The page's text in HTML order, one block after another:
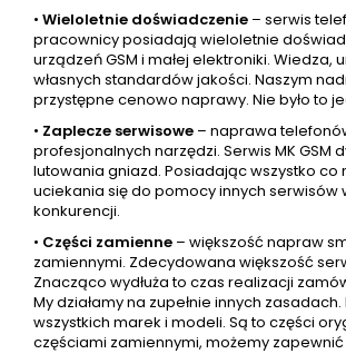
• Wieloletnie doświadczenie – serwis
pracownicy posiadają wieloletnie
urządzeń GSM i małej elektroniki.
własnych standardów jakości. Naszym
przystępne cenowo naprawy. Nie było to
• Zaplecze serwisowe – naprawa
profesjonalnych narzędzi. Serwis MK
lutowania gniazd. Posiadając wszystko
uciekania się do pomocy innych serwisów
konkurencji.
• Części zamienne – większość napraw
zamiennymi. Zdecydowana większość
Znacząco wydłuża to czas realizacji
My działamy na zupełnie innych
wszystkich marek i modeli. Są to części
częściami zamiennymi, możemy